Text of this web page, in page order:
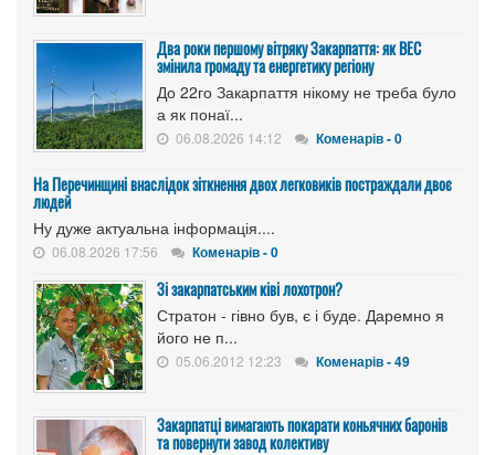
Два роки першому вітряку Закарпаття: як ВЕС
змінила громаду та енергетику регіону
До 22го Закарпаття нікому не треба було
а як понаї...
06.08.2026 14:12 Коменарів - 0
На Перечинщині внаслідок зіткнення двох легковиків постраждали двоє
людей
Ну дуже актуальна інформація....
06.08.2026 17:56 Коменарів - 0
Зі закарпатським ківі лохотрон?
Стратон - гівно був, є і буде. Даремно я
його не п...
05.06.2012 12:23 Коменарів - 49
Закарпатці вимагають покарати коньячних баронів
та повернути завод колективу